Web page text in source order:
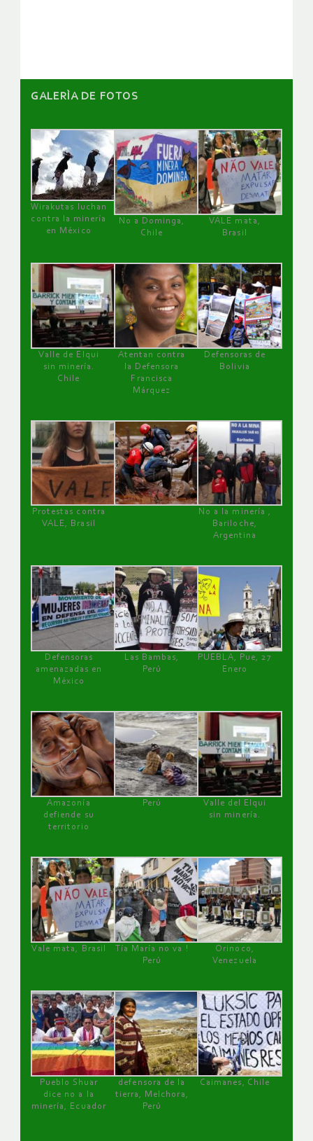
GALERÌA DE FOTOS
Wirakutas luchan
contra la minería
en México
No a Dominga,
Chile
VALE mata,
Brasil
Valle de Elqui
sin minería.
Chile
Atentan contra
la Defensora
Francisca
Márquez
Defensoras de
Bolivia
Protestas contra
VALE, Brasil
No a la minería ,
Bariloche,
Argentina
Defensoras
amenazadas en
México
Las Bambas,
Perú
PUEBLA, Pue, 27
Enero
Amazonía
defiende su
territorio
Perú
Valle del Elqui
sin minería.
Vale mata, Brasil
Tía María no va !
Perú
Orinoco,
Venezuela
Pueblo Shuar
dice no a la
minería, Ecuador
defensora de la
tierra, Melchora,
Perú
Caimanes, Chile